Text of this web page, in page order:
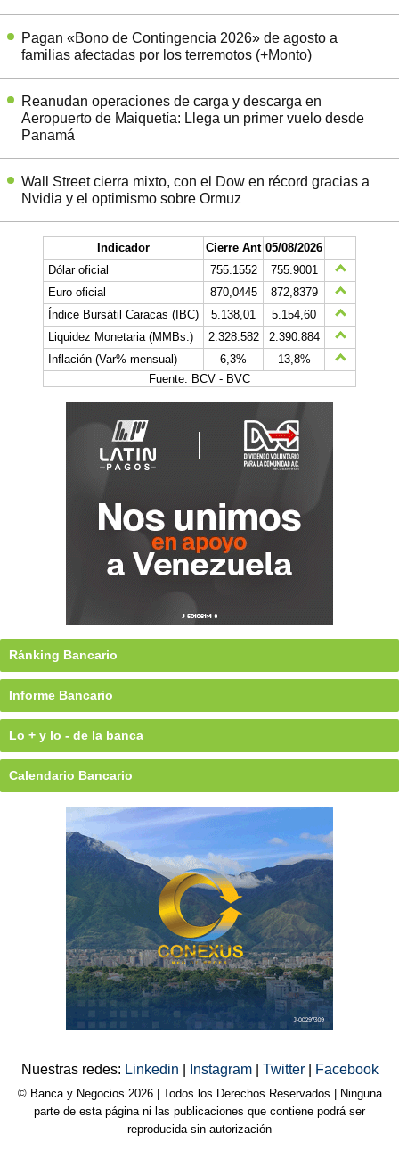
Pagan «Bono de Contingencia 2026» de agosto a
familias afectadas por los terremotos (+Monto)
Reanudan operaciones de carga y descarga en
Aeropuerto de Maiquetía: Llega un primer vuelo desde
Panamá
Wall Street cierra mixto, con el Dow en récord gracias a
Nvidia y el optimismo sobre Ormuz
Indicador Cierre Ant 05/08/2026
Dólar oficial
755.1552
755.9001
Euro oficial
870,0445
872,8379
Índice Bursátil Caracas (IBC)
5.138,01
5.154,60
Liquidez Monetaria (MMBs.)
2.328.582
2.390.884
Inflación (Var% mensual)
6,3%
13,8%
Fuente: BCV - BVC
Ránking Bancario
Informe Bancario
Lo + y lo - de la banca
Calendario Bancario
Nuestras redes: Linkedin Instagram Twitter Facebook
© Banca y Negocios 2026 | Todos los Derechos Reservados | Ninguna
parte de esta página ni las publicaciones que contiene podrá ser
reproducida sin autorización